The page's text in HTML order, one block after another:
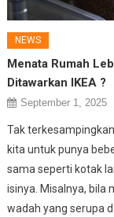
NEWS
Menata Rumah
Ditawarkan IKEA ?
September 1, 2025
Tak
kita untuk punya
sama seperti kotak
isinya. Misalnya, bila
wadah yang serupa